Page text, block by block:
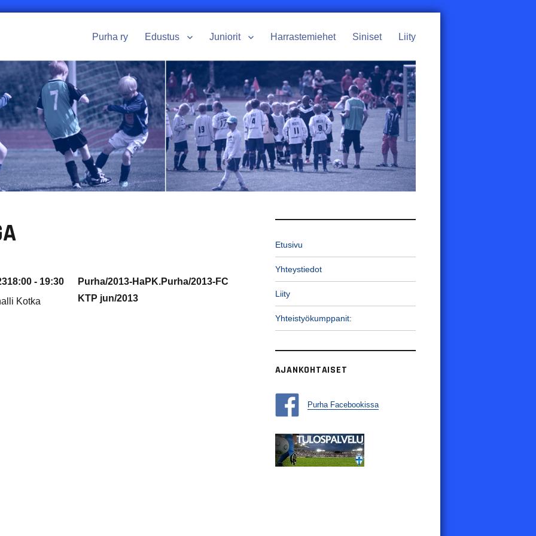
Purha ry Edustus Juniorit Harrastemiehet Siniset Liity
18:00 - 19:30
Kotka
Purha/2013-HaPK.Purha/2013-FC
KTP jun/2013
Etusivu
Yhteystiedot
Liity
Yhteistyökumppanit:
AJANKOHTAISET
Purha Facebookissa